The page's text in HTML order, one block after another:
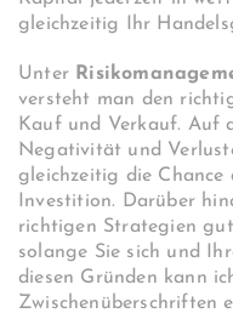
gleichzeitig Ihr
Unter
versteht man den
Kauf und Verkauf. Auf
Negativität und
gleichzeitig die
Investition. Darüber
richtigen Strategien
solange Sie sich und
diesen Gründen kann
Zwischenüberschriften